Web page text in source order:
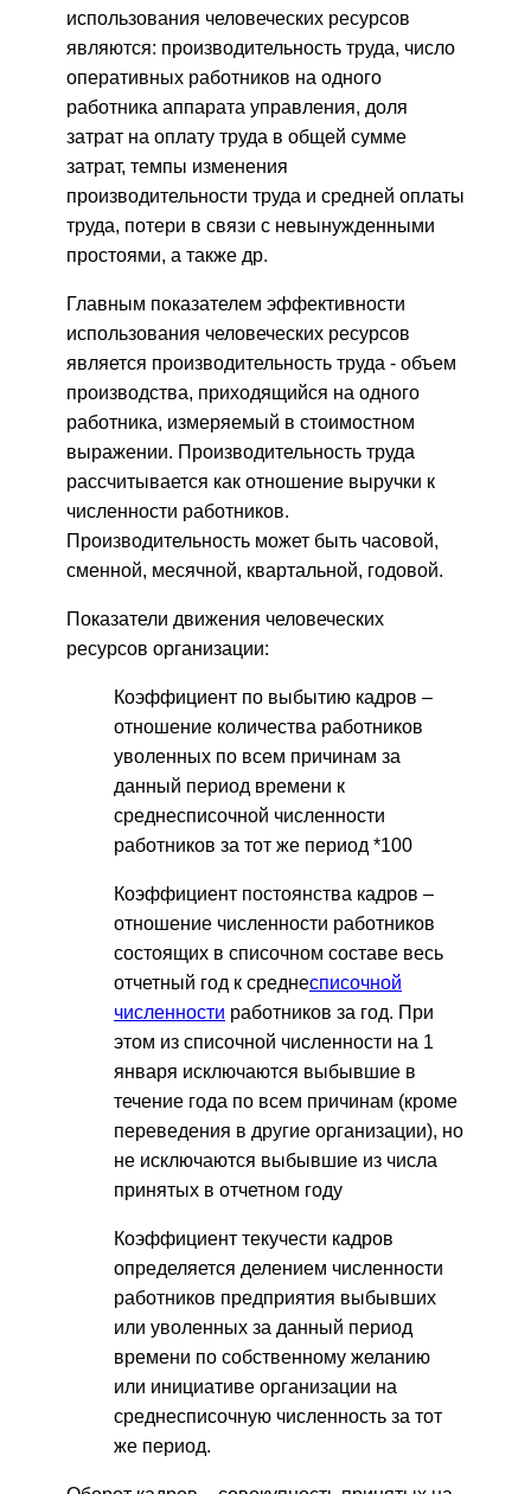
использования человеческих ресурсов
являются: производительность труда, число
оперативных работников на одного
работника аппарата управления, доля
затрат на оплату труда в общей сумме
затрат, темпы изменения
производительности труда и средней оплаты
труда, потери в связи с невынужденными
простоями, а также др.
Главным показателем эффективности
использования человеческих ресурсов
является производительность труда - объем
производства, приходящийся на одного
работника, измеряемый в стоимостном
выражении. Производительность труда
рассчитывается как отношение выручки к
численности работников.
Производительность может быть часовой,
сменной, месячной, квартальной, годовой.
Показатели движения человеческих
ресурсов организации:
Коэффициент по выбытию кадров –
отношение количества работников
уволенных по всем причинам за
данный период времени к
среднесписочной численности
работников за тот же период *100
Коэффициент постоянства кадров –
отношение численности работников
состоящих в списочном составе весь
отчетный год к среднесписочной
численности работников за год. При
этом из списочной численности на 1
января исключаются выбывшие в
течение года по всем причинам (кроме
переведения в другие организации), но
не исключаются выбывшие из числа
принятых в отчетном году
Коэффициент текучести кадров
определяется делением численности
работников предприятия выбывших
или уволенных за данный период
времени по собственному желанию
или инициативе организации на
среднесписочную численность за тот
же период.